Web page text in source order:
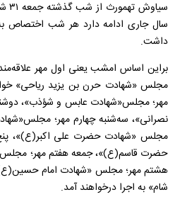
سال جاری ادامه دارد هر شب اختصاص
داشت.
براین اساس امشب یعنی اول مهر
مجلس «شهادت حرن بن یزید ریاحی»
مهر؛ مجلس«شهادت عابس و شؤذب»،
نصرانی»، سه‌شنبه چهارم مهر؛
مجلس «شهادت حضرت علی اکبر(ع)»،
حضرت قاسم(ع)»، جمعه هفتم مهر؛
هشتم مهر؛ مجلس «شهادت امام
شام» به اجرا درخواهند آمد.